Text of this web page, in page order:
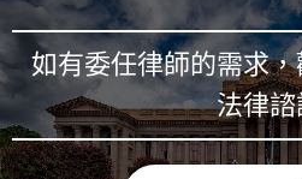
如有委任律師的需求
法律諮